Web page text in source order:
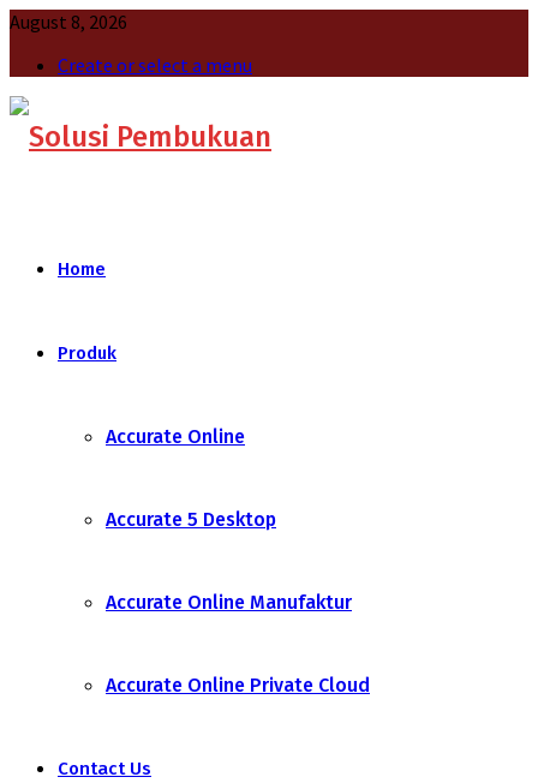
August 8, 2026
Create or select a menu
Home
Produk
Accurate Online
Accurate 5 Desktop
Accurate Online Manufaktur
Accurate Online Private Cloud
Contact Us